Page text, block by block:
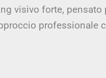
visivo forte, pensato
professionale